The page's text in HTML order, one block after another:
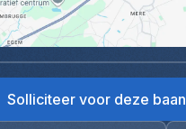
Solliciteer voor deze baan